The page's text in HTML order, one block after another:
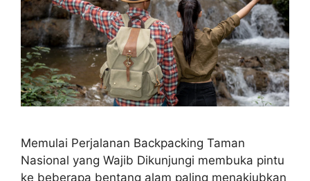
Memulai Perjalanan Backpacking Taman
Nasional yang Wajib Dikunjungi membuka pintu
ke beberapa bentang alam paling menakjubkan